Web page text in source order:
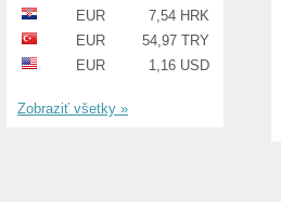
EUR
7,54 HRK
EUR
54,97 TRY
EUR
1,16 USD
Zobraziť všetky »